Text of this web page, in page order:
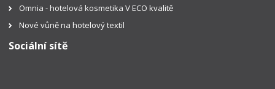
Omnia - hotelová kosmetika V ECO kvalitě
Nové vůně na hotelový textil
Sociální sítě